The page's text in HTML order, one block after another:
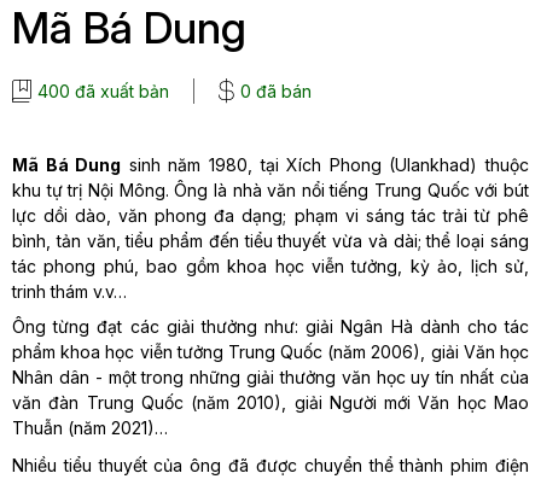
Mã Bá Dung
400 đã xuất bản 0 đã bán
Mã Bá Dung sinh năm 1980, tại Xích Phong (Ulankhad) thuộc
khu tự trị Nội Mông. Ông là nhà văn nổi tiếng Trung Quốc với bút
lực dồi dào, văn phong đa dạng; phạm vi sáng tác trải từ phê
bình, tản văn, tiểu phẩm đến tiểu thuyết vừa và dài; thể loại sáng
tác phong phú, bao gồm khoa học viễn tưởng, kỳ ảo, lịch sử,
trinh thám v.v…
Ông từng đạt các giải thưởng như: giải Ngân Hà dành cho tác
phẩm khoa học viễn tưởng Trung Quốc (năm 2006), giải Văn học
Nhân dân - một trong những giải thưởng văn học uy tín nhất của
văn đàn Trung Quốc (năm 2010), giải Người mới Văn học Mao
Thuẫn (năm 2021)…
Nhiều tiểu thuyết của ông đã được chuyển thể thành phim điện